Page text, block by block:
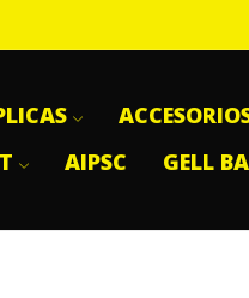
AIPSC GELL